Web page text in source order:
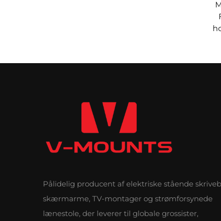
Pålidelig producent af elektriske stående
skærmarme, TV-montager og strømforsynede
lænestole, der leverer til globale grossister,